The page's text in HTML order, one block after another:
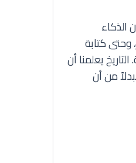
الذكاء
كتابة
يعلمنا أن
من أن